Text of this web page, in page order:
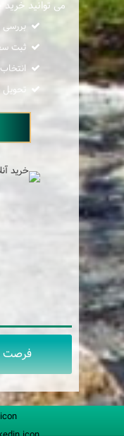
می توانید خرید
بررسی
ثبت
فرصت